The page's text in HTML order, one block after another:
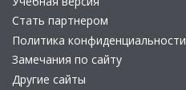
Стать партнером
Политика конфиденциальности
Замечания по сайту
Другие сайты